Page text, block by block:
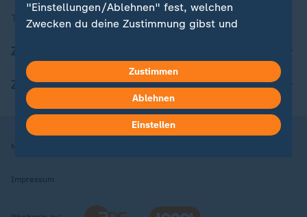
Themen im Überblick
ZDFheute Apps
Nutzungsbedingungen
Impressum
"Einstellungen/Ablehnen" fest, welchen
Zwecken du deine Zustimmung gibst und
in deinen Einstellungen widerrufen oder ändern.
Hier findest du das Impressum.
Weitere Informationen findest du in unserer
Datenschutzerklärung.
Zustimmen
Ablehnen
Einstellen